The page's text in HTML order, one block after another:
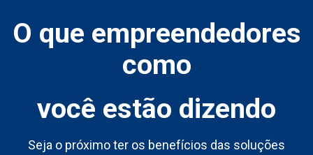
O que empreendedores
como
você estão dizendo
Seja o próximo ter os benefícios das soluções